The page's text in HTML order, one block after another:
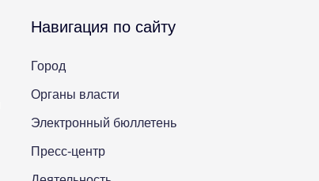
Навигация по сайту
Город
Органы власти
Электронный бюллетень
Пресс-центр